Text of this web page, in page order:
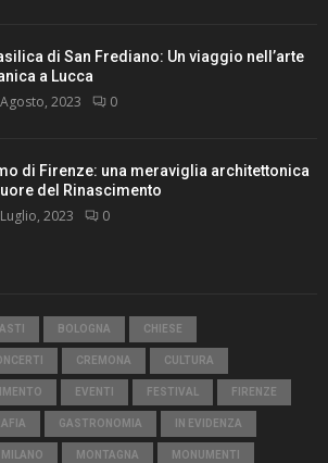
di San Frediano: Un viaggio nell’arte
a Lucca
2023 0
di Firenze: una meraviglia architettonica
del Rinascimento
2023 0
ASTI BOLOGNA CHIESE
CREMONA CULTURA
EVENTI FESTIVAL FIRENZE
GASTRONOMIA IN EVIDENZA
MILANO MONTAGNA MONUMENTI